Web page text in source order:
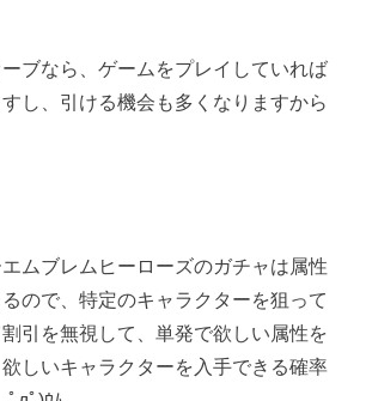
ブなら、ゲームをプレイしていれば
し、引ける機会も多くなりますから
ムブレムヒーローズのガチャは属性
ので、特定のキャラクターを狙って
引を無視して、単発で欲しい属性を
しいキャラクターを入手できる確率